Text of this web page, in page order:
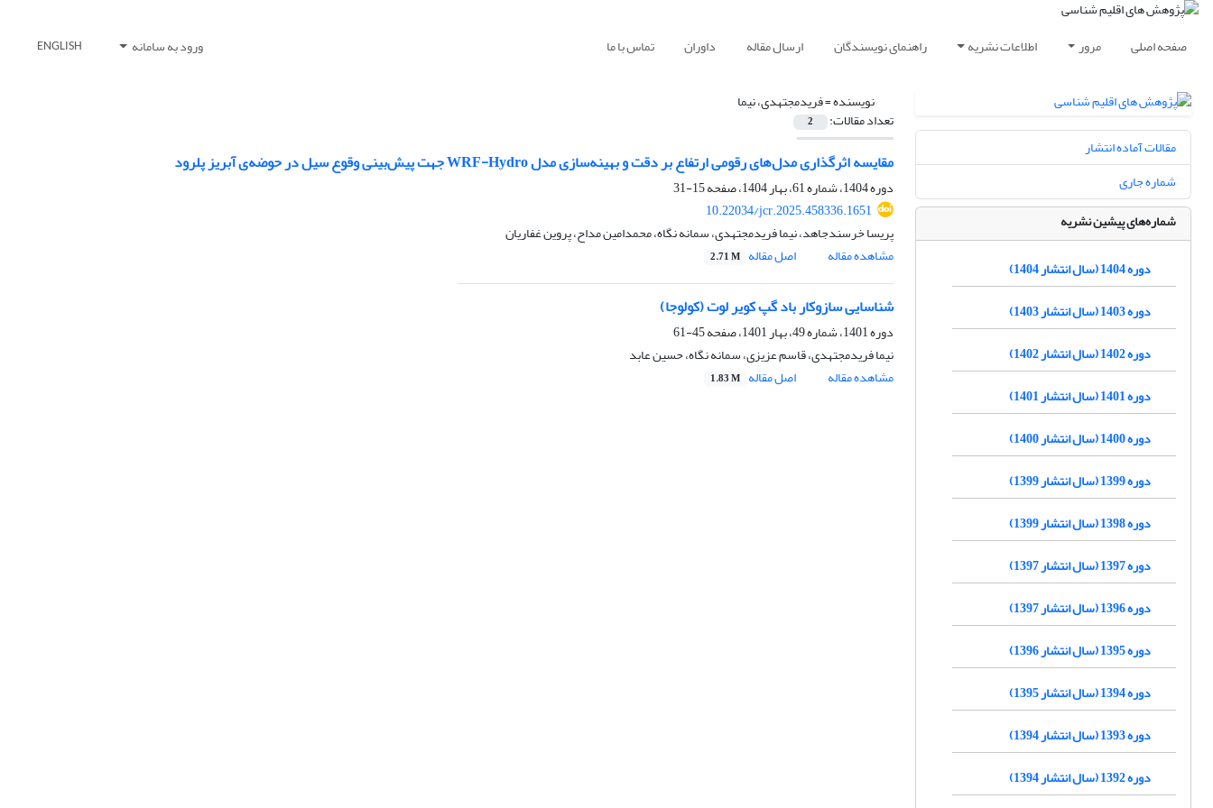
صفحه اصلی مرور اطلاعات نشریه راهنمای نویسندگان ارسال مقاله داوران تماس با ما ورود به سامانه ENGLISH
نویسنده =فریدمجتهدی، نیما
تعداد مقالات: 2
مقایسه اثرگذاری مدل‌های رقومی ارتفاع بر دقت و بهینه‌سازی مدل WRF-Hydro جهت پیش‌بینی وقوع سیل در حوضه‌ی آبریز پلرود
دوره 1404، شماره 61، بهار 1404، صفحه
15-31
10.22034/jcr.2025.458336.1651
پریسا خرسندجاهد، نیما فریدمجتهدی، سمانه نگاه، محمدامین مداح، پروین غفاریان
مشاهده مقاله
اصل مقاله 2.71 M
شناسایی سازوکار باد گپ کویر لوت (کولوجا)
دوره 1401، شماره 49، بهار 1401، صفحه
45-61
نیما فریدمجتهدی، قاسم عزیزی، سمانه نگاه، حسین عابد
مشاهده مقاله
اصل مقاله 1.83 M
مقالات آماده انتشار
شماره جاری
شماره‌های پیشین نشریه
دوره 1404 (سال انتشار 1404)
دوره 1403 (سال انتشار 1403)
دوره 1402 (سال انتشار 1402)
دوره 1401 (سال انتشار 1401)
دوره 1400 (سال انتشار 1400)
دوره 1399 (سال انتشار 1399)
دوره 1398 (سال انتشار 1399)
دوره 1397 (سال انتشار 1397)
دوره 1396 (سال انتشار 1397)
دوره 1395 (سال انتشار 1396)
دوره 1394 (سال انتشار 1395)
دوره 1393 (سال انتشار 1394)
دوره 1392 (سال انتشار 1394)